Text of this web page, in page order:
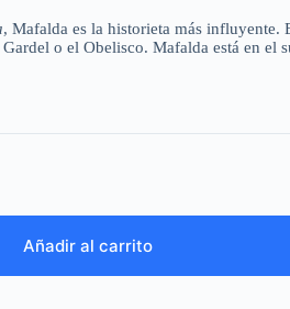
, Mafalda es la historieta más influyente.
o el Obelisco. Mafalda está en el
Añadir al carrito